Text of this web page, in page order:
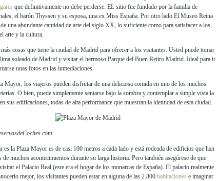
que definitivamente no debe perderse. EL sitio fue fundado por la familia de
el barón Thyssen y su esposa, una ex Miss España. Por otro lado El Museo Reina
una abundante cantidad de arte del siglo XX, lo suficiente como para satisfacer a los
arte y la cultura.
cosas que tiene la ciudad de Madrid para ofrecer a los visitantes. Usted puede tomar
soleado de Madrid y visitar el hermoso Parque del Buen Retiro Madrid. Ideal para ir
unas fotos en las inmediaciones.
Mayor, los viajeros pueden disfrutar de una deliciosa comida en uno de los muchos
O bien, puede simplemente sentarse bajo la sombra y contemplar a simple vista la
sus edificaciones, todas de alta performance que muestran la identidad de esta ciudad.
es la Plaza Mayor es de casi 100 metros a cada lado y está rodeada de edificios que han
de muchos acontecimientos durante su larga historia. Pero también asegúrese de que
el Palacio Real (este era el hogar de los monarcas de España). El palacio realmente
mejor, los visitantes pueden estar en alguna de las 2.800 habitaciones e imaginar